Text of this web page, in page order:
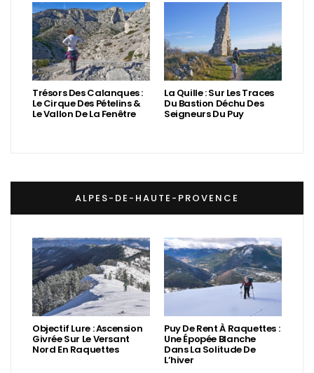
Trésors Des Calanques :
Le Cirque Des Pételins &
Le Vallon De La Fenêtre
La Quille : Sur Les Traces
Du Bastion Déchu Des
Seigneurs Du Puy
ALPES-DE-HAUTE-PROVENCE
Objectif Lure : Ascension
Givrée Sur Le Versant
Nord En Raquettes
Puy De Rent À Raquettes :
Une Épopée Blanche
Dans La Solitude De
L’hiver